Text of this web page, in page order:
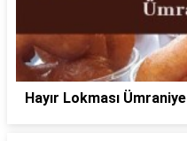
Hayır Lokması Ümraniye